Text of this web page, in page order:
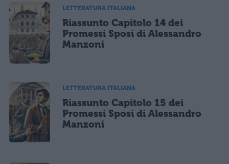
LETTERATURA ITALIANA
Riassunto Capitolo 14 dei
Promessi Sposi di Alessandro
Manzoni
LETTERATURA ITALIANA
Riassunto Capitolo 15 dei
Promessi Sposi di Alessandro
Manzoni